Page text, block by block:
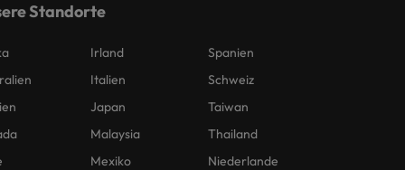
Standorte
Irland
Italien
Japan
Malaysia
Mexiko
Spanien
Schweiz
Taiwan
Thailand
Niederlande